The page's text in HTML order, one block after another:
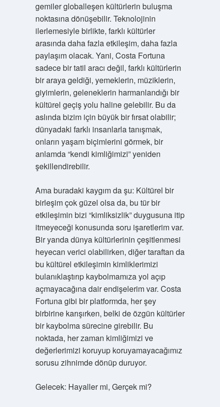
gemiler globalleşen kültürlerin buluşma
noktasına dönüşebilir. Teknolojinin
ilerlemesiyle birlikte, farklı kültürler
arasında daha fazla etkileşim, daha fazla
paylaşım olacak. Yani, Costa Fortuna
sadece bir tatil aracı değil, farklı kültürlerin
bir araya geldiği, yemeklerin, müziklerin,
giyimlerin, geleneklerin harmanlandığı bir
kültürel geçiş yolu haline gelebilir. Bu da
aslında bizim için büyük bir fırsat olabilir;
dünyadaki farklı insanlarla tanışmak,
onların yaşam biçimlerini görmek, bir
anlamda “kendi kimliğimizi” yeniden
şekillendirebilir.
Ama buradaki kaygım da şu: Kültürel bir
birleşim çok güzel olsa da, bu tür bir
etkileşimin bizi “kimliksizlik” duygusuna itip
itmeyeceği konusunda soru işaretlerim var.
Bir yanda dünya kültürlerinin çeşitlenmesi
heyecan verici olabilirken, diğer taraftan da
bu kültürel etkileşimin kimliklerimizi
bulanıklaştırıp kaybolmamıza yol açıp
açmayacağına dair endişelerim var. Costa
Fortuna gibi bir platformda, her şey
birbirine karışırken, belki de özgün kültürler
bir kaybolma sürecine girebilir. Bu
noktada, her zaman kimliğimizi ve
değerlerimizi koruyup koruyamayacağımız
sorusu zihnimde dönüp duruyor.
Gelecek: Hayaller mi, Gerçek mi?